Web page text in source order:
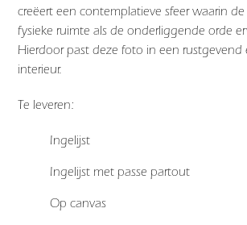
creëert een contemplatieve sfeer waarin
fysieke ruimte als de onderliggende orde
Hierdoor past deze foto in een rustgevend
interieur.
Te leveren:
Ingelijst
Ingelijst met passe partout
Op canvas